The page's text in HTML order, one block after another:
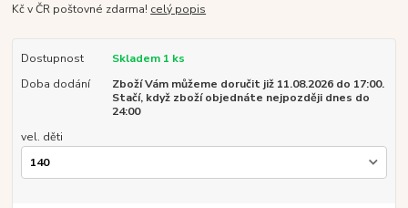
Kč v ČR poštovné zdarma! celý popis
Dostupnost
Skladem 1 ks
Doba dodání
Zboží Vám můžeme doručit již 11.08.2026 do 17:00.
Stačí, když zboží objednáte nejpozději dnes do
24:00
vel. děti